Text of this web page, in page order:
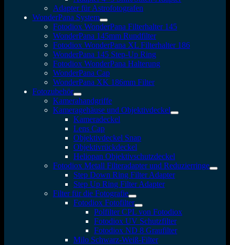
Adapter für Astrofotografen
WonderPana System
Fotodiox WonderPana Filterhalter 145
WonderPana 145mm Rundfilter
Fotodiox WonderPana XL Filterhalter 186
WonderPana 145 Step-Up Ring
Fotodiox WonderPana Halterung
WonderPana Cap
WonderPana XK 186mm Filter
Fotozubehör
Kamerahandgriffe
Kameragehäuse und Objektivdeckel
Kameradeckel
Lens Cap
Objektivdeckel Snap
Objektivrückdeckel
Heliopan Objektivschutzdeckel
Fotodiox Metall Filteradapter und Reduzierringe
Step Down Ring Filter Adapter
Step Up Ring Filter Adapter
Filter für die Fotografie
Fotodiox Fotofilter
Polfilter CPL von Fotodiox
Fotodiox UV Schutzfilter
Fotodiox ND 8 Graufilter
Milo Schwarz-Weiß-Filter